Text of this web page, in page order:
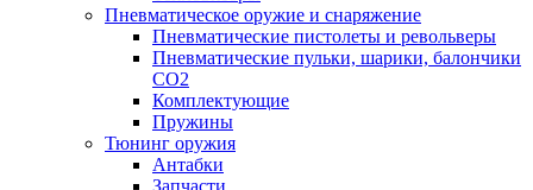
Пневматическое оружие и снаряжение
Пневматические пистолеты и револьверы
Пневматические пульки, шарики, балончики
CO2
Комплектующие
Пружины
Тюнинг оружия
Антабки
Запчасти